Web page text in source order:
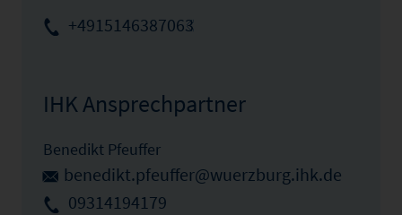
+4915146387063
IHK Ansprechpartner
Benedikt Pfeuffer
benedikt.pfeuffer@wuerzburg.ihk.de
09314194179